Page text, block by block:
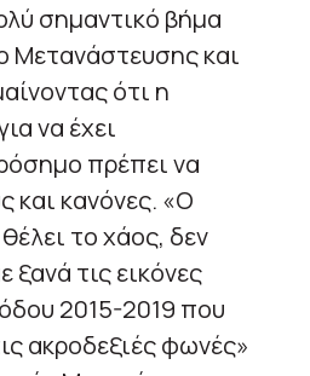
σημαντικό βήμα
Μετανάστευσης και
ότι η
να έχει
πρέπει να
και κανόνες. «Ο
το χάος, δεν
ξανά τις εικόνες
2015-2019 που
ακροδεξιές φωνές»